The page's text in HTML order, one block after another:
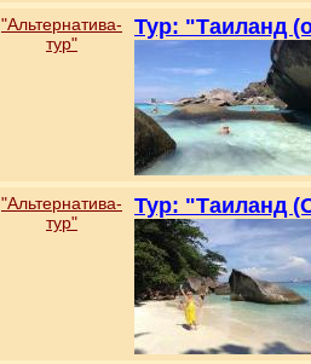
"Альтернатива-
тур"
Тур: "Таиланд
"Альтернатива-
тур"
Тур: "Таиланд